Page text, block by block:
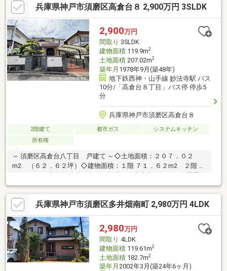
容量のウォークインクローゼットを設け、衣類や季節物までしっ
かり収まります♪☆機能性と居住性を兼ね備えた、毎日の生活を
ワンランク上げてくれる住まいです☆
兵庫県神戸市須磨区高倉台８ 2,900万円 3SLDK
2,900万円
間取り 3SLDK
建物面積119.9m2
土地面積207.02m2
築年月 1978年9月(築48年)
地下鉄西神・山手線 妙法寺駅 バス
10分/「高倉台８丁目」バス停 停歩5
分
兵庫県神戸市須磨区高倉台８
2階建て 都市ガス
システムキッチン
所有権
～ 須磨区高倉台八丁目 戸建て ～◇土地面積：２０７．０２
m2 （６２．６２坪）◇建物面積：１階 ７１．６２m2 ２階 ４
８．２８m2◇前面道路は公道の幅員６m◇室内リフォーム履歴あ
り◇丁寧に使用しております
兵庫県神戸市須磨区多井畑南町 2,980万円 4LDK
2,980万円
間取り 4LDK
建物面積119.61m2
土地面積182.7m2
築年月 2002年3月(築24年6ヶ月)